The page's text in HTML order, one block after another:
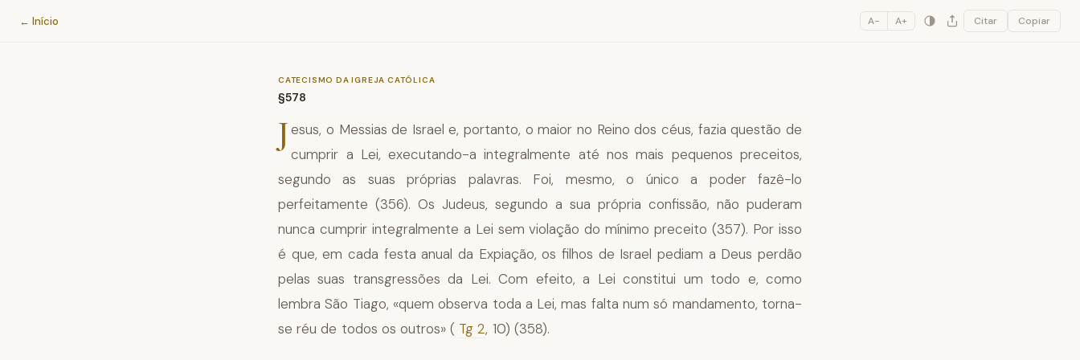
Catecismo da Igreja Católica
← Início A− A+ Citar Copiar
CATECISMO DA IGREJA CATÓLICA
§578
Jesus, o Messias de Israel e, portanto, o maior no Reino dos céus, fazia questão de
cumprir a Lei, executando-a integralmente até nos mais pequenos preceitos,
segundo as suas próprias palavras. Foi, mesmo, o único a poder fazê-lo
perfeitamente (356). Os Judeus, segundo a sua própria confissão, não puderam
nunca cumprir integralmente a Lei sem violação do mínimo preceito (357). Por isso
é que, em cada festa anual da Expiação, os filhos de Israel pediam a Deus perdão
pelas suas transgressões da Lei. Com efeito, a Lei constitui um todo e, como
lembra São Tiago, «quem observa toda a Lei, mas falta num só mandamento, torna-
se réu de todos os outros» ( Tg 2, 10) (358).